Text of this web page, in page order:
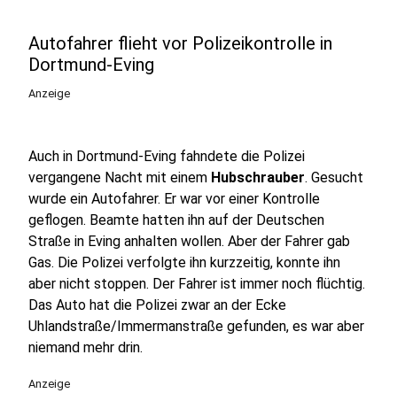
Autofahrer flieht vor Polizeikontrolle in
Dortmund-Eving
Anzeige
Auch in Dortmund-Eving fahndete die Polizei
vergangene Nacht mit einem Hubschrauber. Gesucht
wurde ein Autofahrer. Er war vor einer Kontrolle
geflogen. Beamte hatten ihn auf der Deutschen
Straße in Eving anhalten wollen. Aber der Fahrer gab
Gas. Die Polizei verfolgte ihn kurzzeitig, konnte ihn
aber nicht stoppen. Der Fahrer ist immer noch flüchtig.
Das Auto hat die Polizei zwar an der Ecke
Uhlandstraße/Immermanstraße gefunden, es war aber
niemand mehr drin.
Anzeige